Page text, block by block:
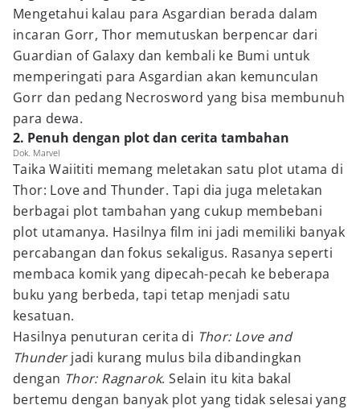
Mengetahui kalau para Asgardian berada dalam
incaran Gorr, Thor memutuskan berpencar dari
Guardian of Galaxy dan kembali ke Bumi untuk
memperingati para Asgardian akan kemunculan
Gorr dan pedang Necrosword yang bisa membunuh
para dewa.
2. Penuh dengan plot dan cerita tambahan
Dok. Marvel
Taika Waiititi memang meletakan satu plot utama di
Thor: Love and Thunder. Tapi dia juga meletakan
berbagai plot tambahan yang cukup membebani
plot utamanya. Hasilnya film ini jadi memiliki banyak
percabangan dan fokus sekaligus. Rasanya seperti
membaca komik yang dipecah-pecah ke beberapa
buku yang berbeda, tapi tetap menjadi satu
kesatuan.
Hasilnya penuturan cerita di Thor: Love and
Thunderjadi kurang mulus bila dibandingkan
dengan Thor: Ragnarok. Selain itu kita bakal
bertemu dengan banyak plot yang tidak selesai yang